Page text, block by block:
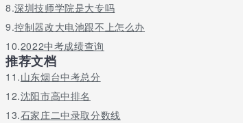
机电技术电气自动化设备 安装与维修(中技)三年60
机电技术应用 (中专)三年60
汽车维修汽车维修 (中技)三年60
汽车运用与维修 (中专) 三年60
电子技术电子技术应用 (中技)三年40
8.深圳技师学院是大专吗
9.控制器改大电池跟不上怎么办
10.2022中考成绩查询
推荐文档
11.山东烟台中考总分
12.沈阳市高中排名
13.石家庄二中录取分数线